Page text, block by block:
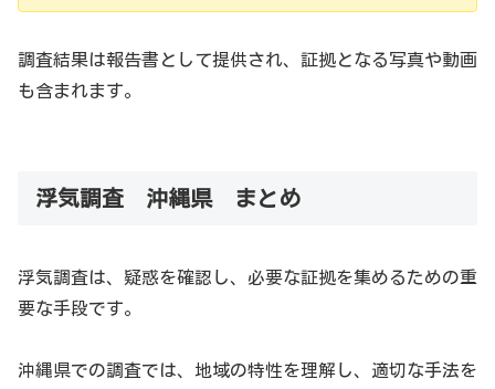
調査結果は報告書として提供され、証拠となる写真や動画
も含まれます。
沖縄県の浮気調査事情について解説します。
浮気調査の需要
浮気調査 沖縄県 まとめ
浮気調査は、疑惑を確認し、必要な証拠を集めるための重
要な手段です。
沖縄県での調査では、地域の特性を理解し、適切な手法を